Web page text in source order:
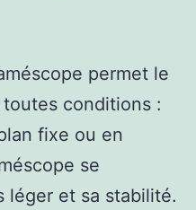
permet le
conditions :
fixe ou en
se
léger et sa stabilité.